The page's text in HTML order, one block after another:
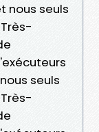
nous seuls
seuls